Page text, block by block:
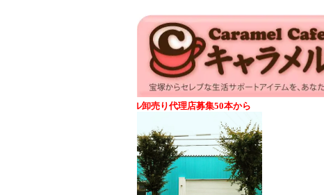
ェントメモリーオイル卸売り代理店募集50本から